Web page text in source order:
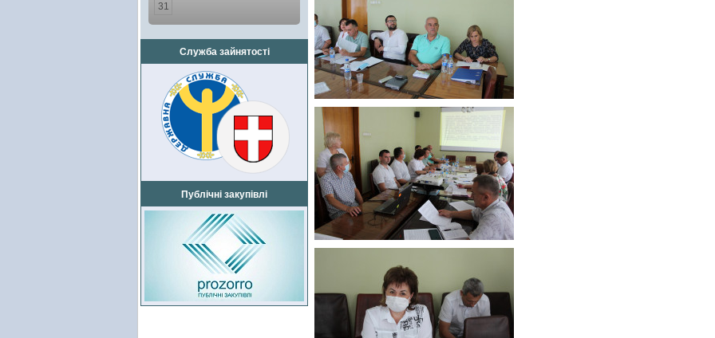
31
Служба зайнятості
Публічні закупівлі